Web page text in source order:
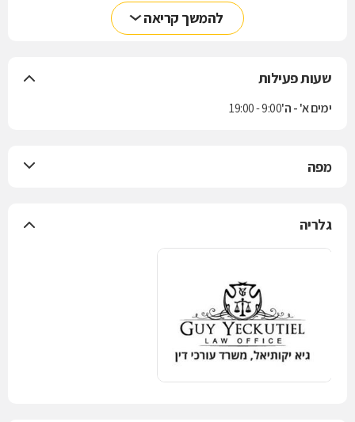
להמשך קריאה
שעות פעילות
ימים א' - ה'9:00 - 19:00
מפה
גלריה